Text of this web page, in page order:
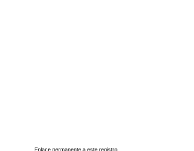
Enlace permanente a este registro